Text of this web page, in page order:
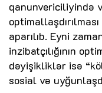
qanunvericiliyində
aparılıb. Eyni
inzibatçılığının
dəyişikliklər isə
sosial və